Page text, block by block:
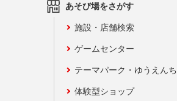
あそび場をさがす
施設・店舗検索
ゲームセンター
テーマパーク・ゆうえんち
体験型ショップ